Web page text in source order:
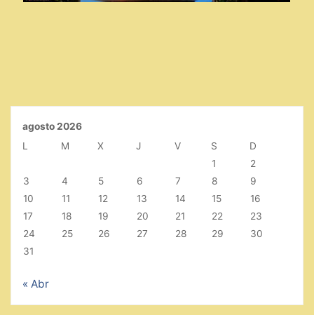
agosto 2026
L
M X J V S
D
1
2
3
4 5 6 7 8
9
10
11 12 13 14 15
16
17
18 19 20 21 22
23
24
25 26 27 28 29
30
31
« Abr